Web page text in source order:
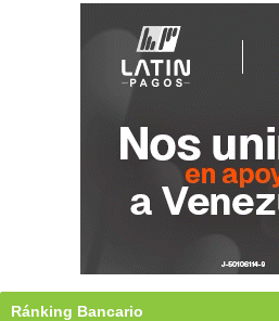
Ránking Bancario